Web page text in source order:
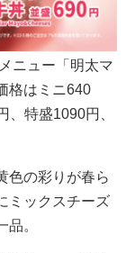
ニュー「明太マ
格はミニ640
、特盛1090円、
色の彩りが春ら
ミックスチーズ
。